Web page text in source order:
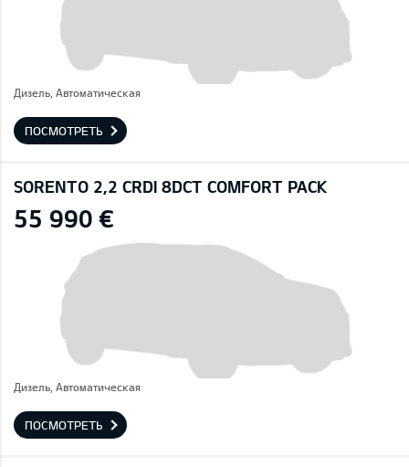
Дизель, Автоматическая
ПОСМОТРЕТЬ
SORENTO 2,2 CRDI 8DCT COMFORT PACK
55 990 €
Дизель, Автоматическая
ПОСМОТРЕТЬ